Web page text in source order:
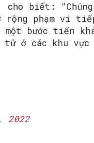
cho biết:
rộng phạm vi
một bước tiến
tử ở các khu
2022